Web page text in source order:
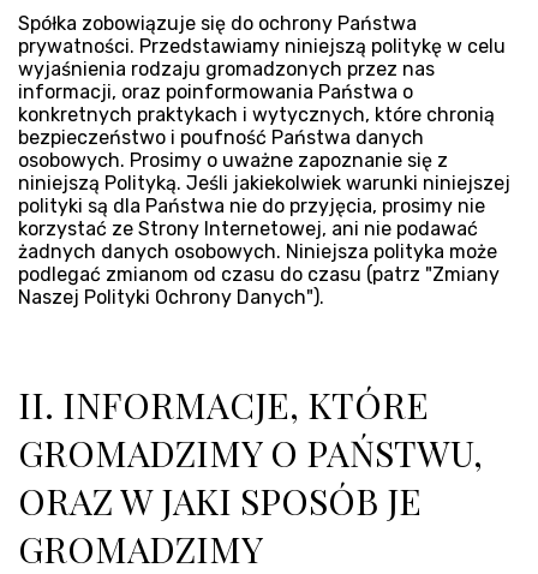
Spółka zobowiązuje się do ochrony Państwa
prywatności. Przedstawiamy niniejszą politykę w celu
wyjaśnienia rodzaju gromadzonych przez nas
informacji, oraz poinformowania Państwa o
konkretnych praktykach i wytycznych, które chronią
bezpieczeństwo i poufność Państwa danych
osobowych. Prosimy o uważne zapoznanie się z
niniejszą Polityką. Jeśli jakiekolwiek warunki niniejszej
polityki są dla Państwa nie do przyjęcia, prosimy nie
korzystać ze Strony Internetowej, ani nie podawać
żadnych danych osobowych. Niniejsza polityka może
podlegać zmianom od czasu do czasu (patrz "Zmiany
Naszej Polityki Ochrony Danych").
II. INFORMACJE, KTÓRE
GROMADZIMY O PAŃSTWU,
ORAZ W JAKI SPOSÓB JE
GROMADZIMY